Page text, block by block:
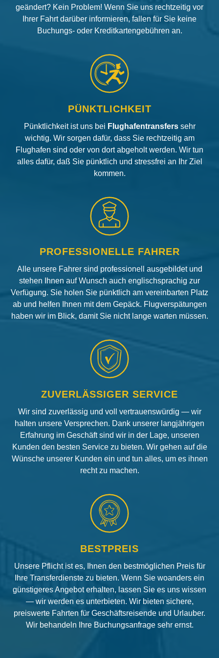
geändert? Kein Problem! Wenn Sie uns rechtzeitig vor
Ihrer Fahrt darüber informieren, fallen für Sie keine
Buchungs- oder Kreditkartengebühren an.
PÜNKTLICHKEIT
Pünktlichkeit ist uns bei Flughafentransfers sehr
wichtig. Wir sorgen dafür, dass Sie rechtzeitig am
Flughafen sind oder von dort abgeholt werden. Wir tun
alles dafür, daß Sie pünktlich und stressfrei an Ihr Ziel
kommen.
PROFESSIONELLE FAHRER
Alle unsere Fahrer sind professionell ausgebildet und
stehen Ihnen auf Wunsch auch englischsprachig zur
Verfügung. Sie holen Sie pünktlich am vereinbarten Platz
ab und helfen Ihnen mit dem Gepäck. Flugverspätungen
haben wir im Blick, damit Sie nicht lange warten müssen.
ZUVERLÄSSIGER SERVICE
Wir sind zuverlässig und voll vertrauenswürdig — wir
halten unsere Versprechen. Dank unserer langjährigen
Erfahrung im Geschäft sind wir in der Lage, unseren
Kunden den besten Service zu bieten. Wir gehen auf die
Wünsche unserer Kunden ein und tun alles, um es ihnen
recht zu machen.
BESTPREIS
Unsere Pflicht ist es, Ihnen den bestmöglichen Preis für
Ihre Transferdienste zu bieten. Wenn Sie woanders ein
günstigeres Angebot erhalten, lassen Sie es uns wissen
— wir werden es unterbieten. Wir bieten sichere,
preiswerte Fahrten für Geschäftsreisende und Urlauber.
Wir behandeln Ihre Buchungsanfrage sehr ernst.